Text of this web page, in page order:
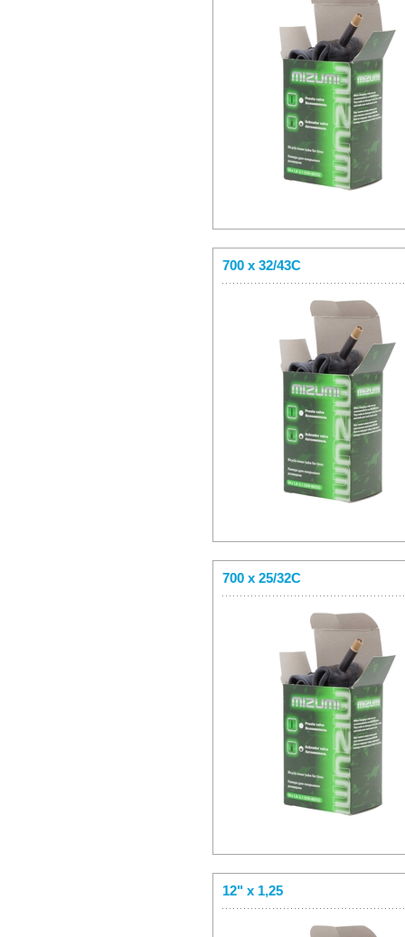
700 x 32/43C
700 x 25/32C
12" x 1,25